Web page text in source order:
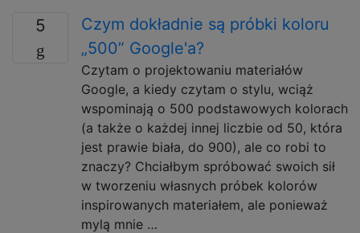
5
Czym dokładnie są próbki koloru
„500” Google'a?
Czytam o projektowaniu materiałów
Google, a kiedy czytam o stylu, wciąż
wspominają o 500 podstawowych kolorach
(a także o każdej innej liczbie od 50, która
jest prawie biała, do 900), ale co robi to
znaczy? Chciałbym spróbować swoich sił
w tworzeniu własnych próbek kolorów
inspirowanych materiałem, ale ponieważ
mylą mnie …